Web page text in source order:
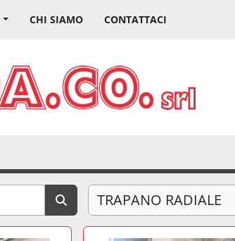
CHI SIAMO CONTATTACI
TRAPANO RADIALE